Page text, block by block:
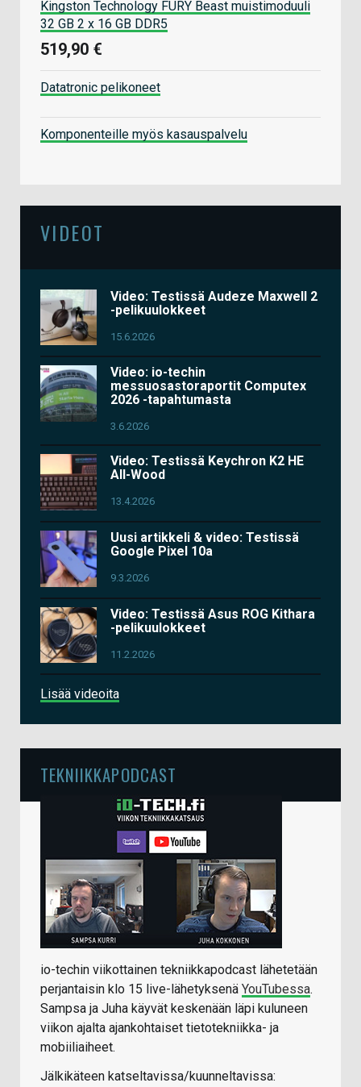
Kingston Technology FURY Beast muistimoduuli
32 GB 2 x 16 GB DDR5
519,90 €
Datatronic pelikoneet
Komponenteille myös kasauspalvelu
VIDEOT
Video: Testissä Audeze Maxwell 2
-pelikuulokkeet
15.6.2026
Video: io-techin
messuosastoraportit Computex
2026 -tapahtumasta
3.6.2026
Video: Testissä Keychron K2 HE
All-Wood
13.4.2026
Uusi artikkeli & video: Testissä
Google Pixel 10a
9.3.2026
Video: Testissä Asus ROG Kithara
-pelikuulokkeet
11.2.2026
Lisää videoita
TEKNIIKKAPODCAST
io-techin viikottainen tekniikkapodcast lähetetään
perjantaisin klo 15 live-lähetyksenä YouTubessa.
Sampsa ja Juha käyvät keskenään läpi kuluneen
viikon ajalta ajankohtaiset tietotekniikka- ja
mobiiliaiheet.
Jälkikäteen katseltavissa/kuunneltavissa: